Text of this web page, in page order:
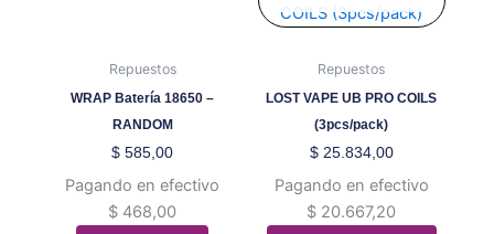
Repuestos
WRAP Batería 18650 –
RANDOM
$ 585,00
Pagando en efectivo
$ 468,00
Repuestos
LOST VAPE UB PRO COILS
(3pcs/pack)
$25.834,00
Pagando en efectivo
$ 20.667,20
producto
múltiples
variantes.
Las
opciones
pueden
elegir